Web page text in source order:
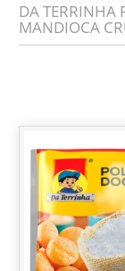
DA TERRINHA
MANDIOCA